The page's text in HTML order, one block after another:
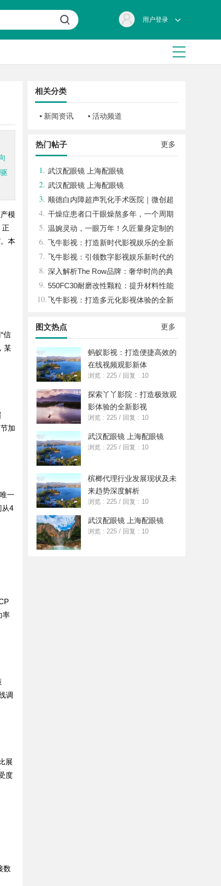
用户登录
模
正
本
信
某
加
一
从4
率
调
展
度
数
相关分类
• 新闻资讯 • 活动频道
更多
热门帖子
1. 武汉配眼镜 上海配眼镜
2. 武汉配眼镜 上海配眼镜
3. 顺德白内障超声乳化手术医院｜微创超
声乳化 + 全系列人工晶体中老年眼病诊疗
4. 干燥症患者口干眼燥熬多年，一个周期
缓过来？老中医：一张辨证方对症，身体找
回津液
5. 温婉灵动，一眼万年！久匠量身定制的
眉眼唇，才是你整张脸的点睛之笔！淡颜系
女生的气质加分项
6. 飞牛影视：打造新时代影视娱乐的全新
体验平台
7. 飞牛影视：引领数字影视娱乐新时代的
创新平台
8. 深入解析The Row品牌：奢华时尚的典
范与设计哲学
9. 550FC30耐磨改性颗粒：提升材料性能
的新选择
10.飞牛影视：打造多元化影视体验的全新
更多
图文热点
蚂蚁影视：打造便捷高效的
在线视频观影新体
浏览 : 225 / 回复 : 10
探索丫丫影院：打造极致观
影体验的全新影视
浏览 : 225 / 回复 : 10
武汉配眼镜 上海配眼镜
浏览 : 225 / 回复 : 10
槟榔代理行业发展现状及未
来趋势深度解析
浏览 : 225 / 回复 : 10
武汉配眼镜 上海配眼镜
浏览 : 225 / 回复 : 10